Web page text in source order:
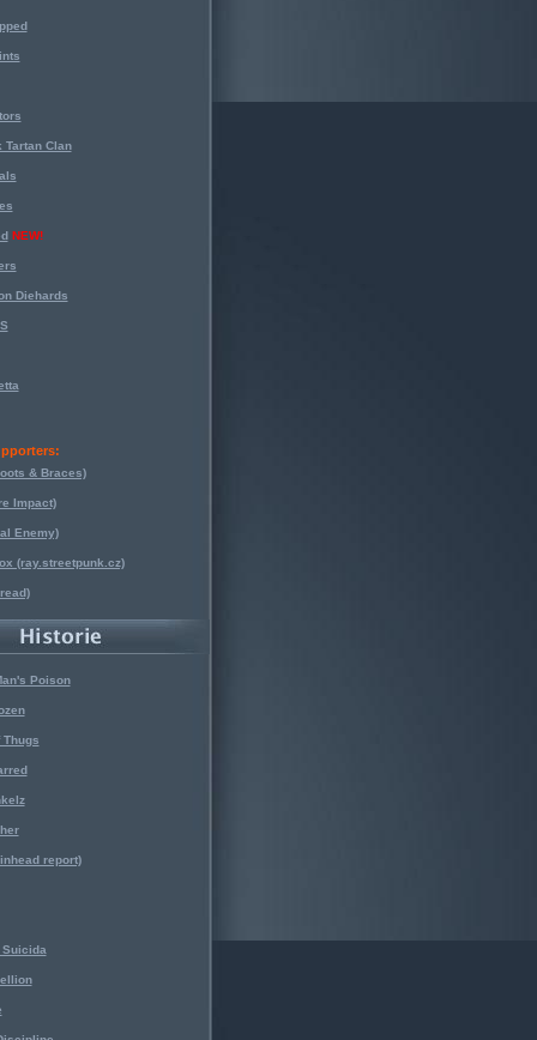
Tartan Clan
NEW!
Diehards
& Braces)
Impact)
Enemy)
(ray.streetpunk.cz)
Poison
Thugs
report)
Suicida